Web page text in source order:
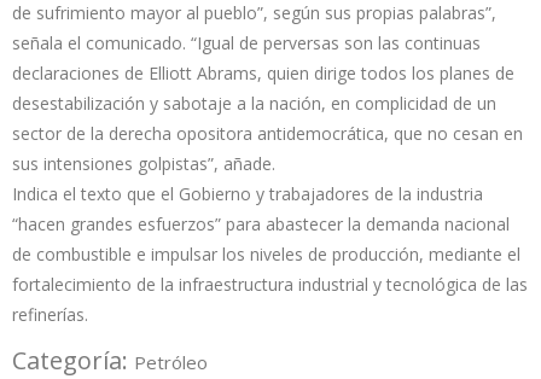
de sufrimiento mayor al pueblo”, según sus propias palabras”,
señala el comunicado. “Igual de perversas son las continuas
declaraciones de Elliott Abrams, quien dirige todos los planes de
desestabilización y sabotaje a la nación, en complicidad de un
sector de la derecha opositora antidemocrática, que no cesan en
sus intensiones golpistas”, añade.
Indica el texto que el Gobierno y trabajadores de la industria
“hacen grandes esfuerzos” para abastecer la demanda nacional
de combustible e impulsar los niveles de producción, mediante el
fortalecimiento de la infraestructura industrial y tecnológica de las
refinerías.
Categoría: Petróleo